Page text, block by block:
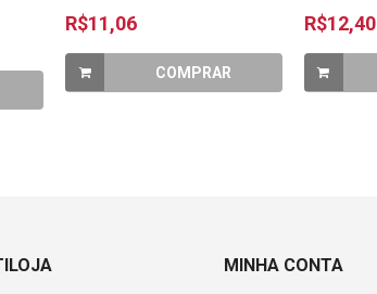
R$11,06
COMPRAR
R$12,40
MINHA CONTA